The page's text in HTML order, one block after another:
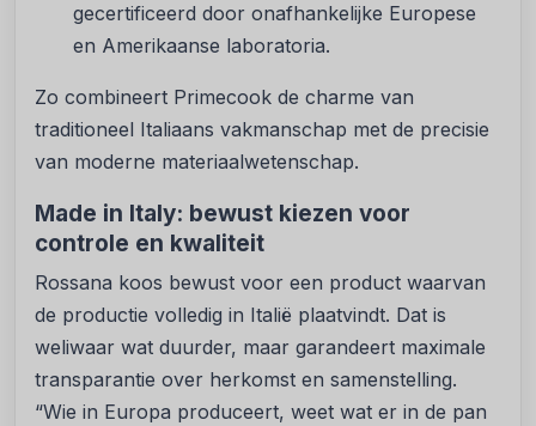
gecertificeerd door onafhankelijke Europese
en Amerikaanse laboratoria.
Zo combineert Primecook de charme van
traditioneel Italiaans vakmanschap met de precisie
van moderne materiaalwetenschap.
Made in Italy: bewust kiezen voor
controle en kwaliteit
Rossana koos bewust voor een product waarvan
de productie volledig in Italië plaatvindt. Dat is
weliwaar wat duurder, maar garandeert maximale
transparantie over herkomst en samenstelling.
“Wie in Europa produceert, weet wat er in de pan